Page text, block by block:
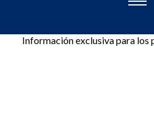
Información exclusiva para los